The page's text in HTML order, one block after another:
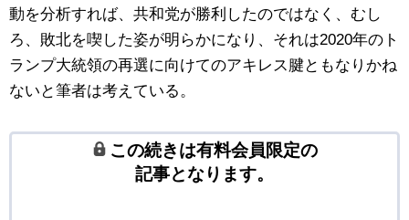
動を分析すれば、共和党が勝利したのではなく、むし
ろ、敗北を喫した姿が明らかになり、それは2020年のト
ランプ大統領の再選に向けてのアキレス腱ともなりかね
ないと筆者は考えている。
この続きは有料会員限定の
記事となります。